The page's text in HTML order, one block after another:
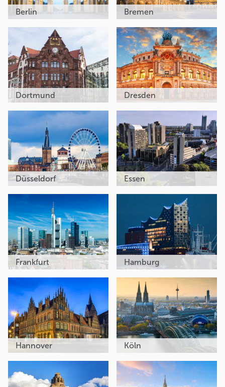
Berlin Bremen
Dortmund Dresden
Düsseldorf Essen
Frankfurt Hamburg
Hannover Köln